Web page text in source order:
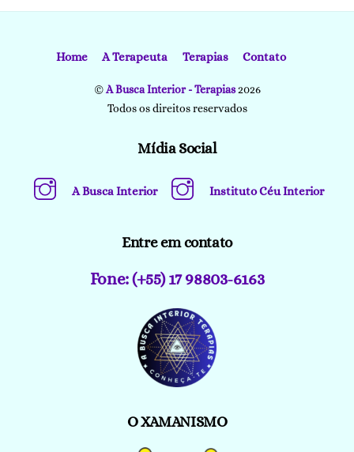
Home A Terapeuta Terapias Contato
©A Busca Interior - Terapias2026
Todos os direitos reservados
Mídia Social
A Busca Interior Instituto Céu Interior
Entre em contato
Fone: (+55) 17 98803-6163
O XAMANISMO